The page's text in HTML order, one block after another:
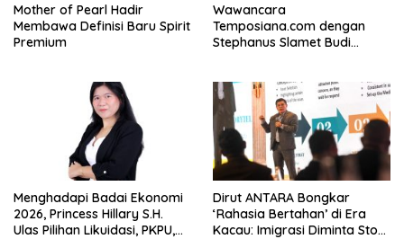
Mother of Pearl Hadir
Membawa Definisi Baru Spirit
Premium
Wawancara
Temposiana.com dengan
Stephanus Slamet Budi
Menghadapi Badai Ekonomi
2026, Princess Hillary S.H.
Ulas Pilihan Likuidasi, PKPU,
Dirut ANTARA Bongkar
‘Rahasia Bertahan’ di Era
Kacau: Imigrasi Diminta Stop